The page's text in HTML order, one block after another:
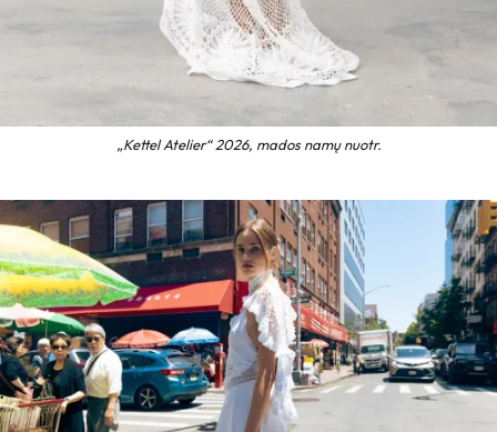
„Kettel Atelier“ 2026, mados namų nuotr.